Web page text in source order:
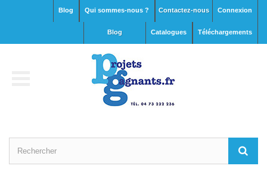
Connexion
Contactez-nous
Qui sommes-nous ?
Blog
Téléchargements
Catalogues
blog